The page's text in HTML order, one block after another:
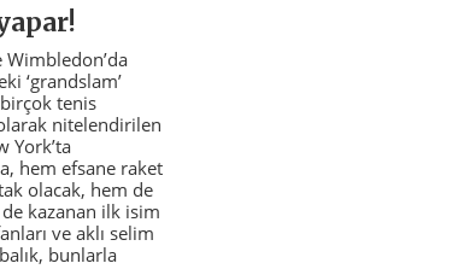
‘grandslam’
birçok tenis
nitelendirilen
York’ta
hem efsane raket
olacak, hem de
de kazanan ilk isim
ve aklı selim
bunlarla